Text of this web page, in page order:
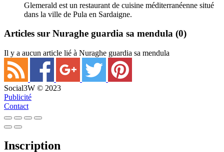
Glemerald est un restaurant de cuisine méditerranéenne situé
dans la ville de Pula en Sardaigne.
Articles sur Nuraghe guardia sa mendula (0)
Il y a aucun article lié à Nuraghe guardia sa mendula
Social3W © 2023
Publicité
Contact
Inscription